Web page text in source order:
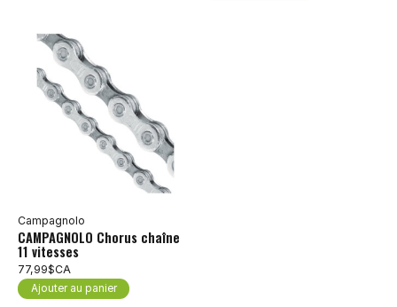
Campagnolo
CAMPAGNOLO Chorus chaîne
11 vitesses
77,99$CA
Ajouter au panier